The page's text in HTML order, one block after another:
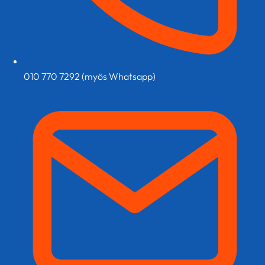
010 770 7292 (myös Whatsapp)